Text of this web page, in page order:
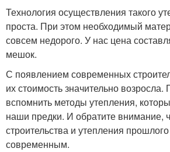
Технология осуществления такого
проста. При этом необходимый
совсем недорого. У нас цена
мешок.
С появлением современных
их стоимость значительно возросла.
вспомнить методы утепления,
наши предки. И обратите внимание,
строительства и утепления
современным.